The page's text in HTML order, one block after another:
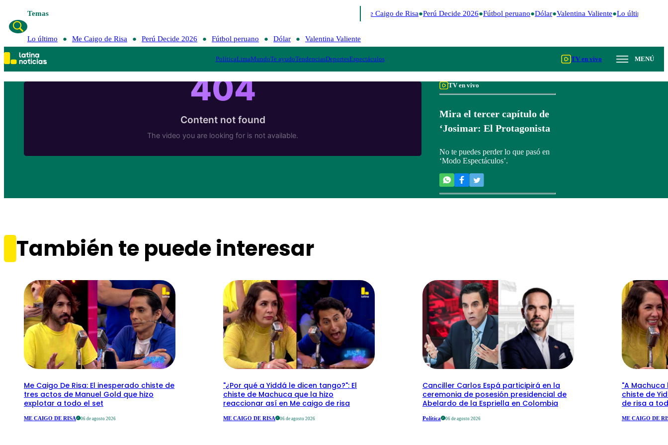
Temas Me Caigo de Risa Perú Decide 2026 Fútbol peruano Dólar Valentina Valiente Lo último
Lo último Me Caigo de Risa Perú Decide 2026 Fútbol peruano Dólar Valentina Valiente
PolíticaLimaMundoTe ayudoTendenciasDeportesEspectáculos TV en vivo MENÚ
TV en vivo
Mira el tercer capítulo de
‘Josimar: El Protagonista
No te puedes perder lo que pasó en
‘Modo Espectáculos’.
También te puede interesar
Me Caigo De Risa: El inesperado chiste de
tres actos de Manuel Gold que hizo
explotar a todo el set
ME CAIGO DE RISA 06 de agosto 2026
"¿Por qué a Yiddá le dicen tango?": El
chiste de Machuca que la hizo
reaccionar así en Me caigo de risa
ME CAIGO DE RISA 06 de agosto 2026
Canciller Carlos Espá participirá en la
ceremonia de posesión presidencial de
Abelardo de la Espriella en Colombia
Política 06 de agosto 2026
"A Machuca
chiste de
de risa a
ME CAIGO DE